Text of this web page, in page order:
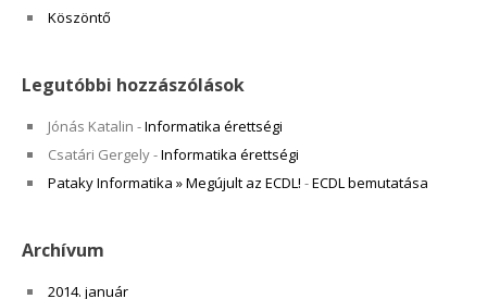
Köszöntő
Legutóbbi hozzászólások
Jónás Katalin -Informatika érettségi
Csatári Gergely-Informatika érettségi
Pataky Informatika » Megújult az ECDL! -ECDL bemutatása
Archívum
2014. január